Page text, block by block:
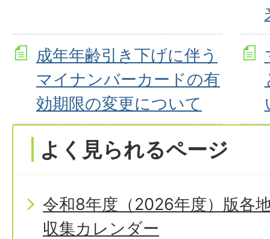
成年年齢引き下げに伴う
マイナンバーカードの有
効期限の変更について
よく見られるページ
令和8年度（2026年度）版各
収集カレンダー